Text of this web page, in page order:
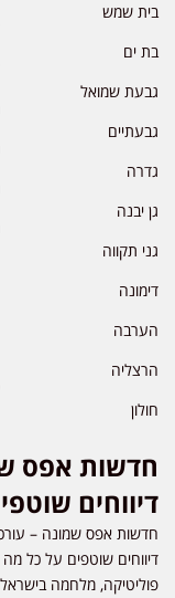
בית שמש
בת ים
גבעת שמואל
גבעתיים
גדרה
גן יבנה
גני תקווה
דימונה
הערבה
הרצליה
חולון
דיווחים
חדשות אפס שמונה –
דיווחים שוטפים על כל
פוליטיקה, מלחמה